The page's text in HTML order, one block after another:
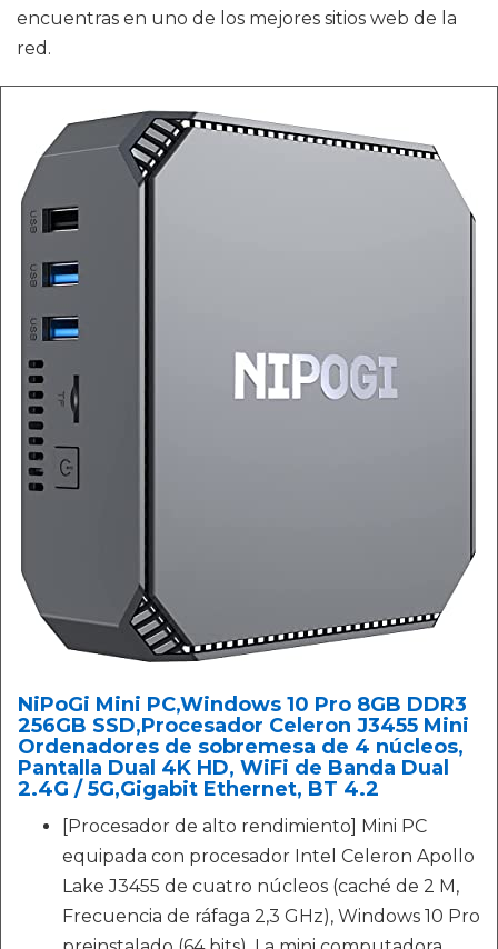
encuentras en uno de los mejores sitios web de la
red.
NiPoGi Mini PC,Windows 10 Pro 8GB DDR3
256GB SSD,Procesador Celeron J3455 Mini
Ordenadores de sobremesa de 4 núcleos,
Pantalla Dual 4K HD, WiFi de Banda Dual
2.4G / 5G,Gigabit Ethernet, BT 4.2
[Procesador de alto rendimiento] Mini PC
equipada con procesador Intel Celeron Apollo
Lake J3455 de cuatro núcleos ​(caché de 2 M,
Frecuencia de ráfaga 2,3 GHz), Windows 10 Pro